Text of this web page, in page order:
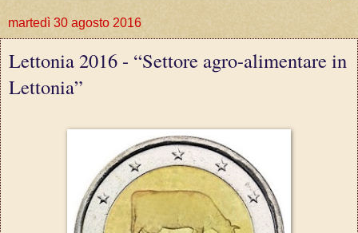
martedì 30 agosto 2016
Lettonia 2016 - “Settore agro-alimentare in
Lettonia”